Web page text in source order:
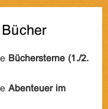
Büchersterne (1./2.
Abenteuer im